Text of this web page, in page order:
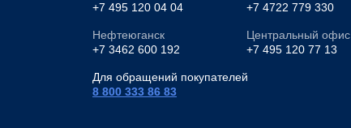
+7 495 120 04 04
+7 4722 779 330
Нефтеюганск
+7 3462 600 192
Центральный офис
+7 495 120 77 13
Для обращений покупателей
8 800 333 86 83